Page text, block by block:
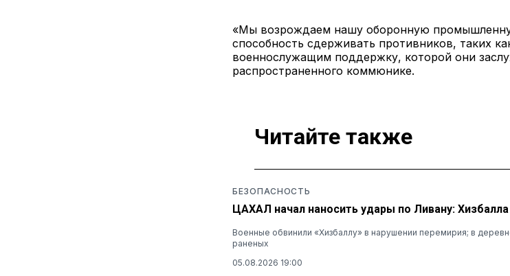
«Мы возрождаем нашу оборонную
способность сдерживать противников, таких
военнослужащим поддержку, которой они
распространенного коммюнике.
Читайте также
БЕЗОПАСНОСТЬ
ЦАХАЛ начал наносить удары по Ливану:
Военные обвинили «Хизбаллу» в нарушении перемирия; в
раненых
05.08.2026 19:00